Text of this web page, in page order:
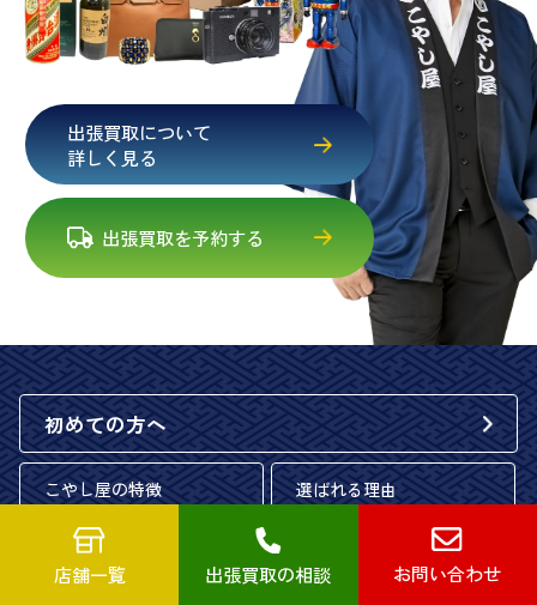
出張買取について
詳しく見る
出張買取を予約する
初めての方へ
こやし屋の特徴 選ばれる理由
買取時に必要なもの
店舗一覧 出張買取の相談 お問い合わせ